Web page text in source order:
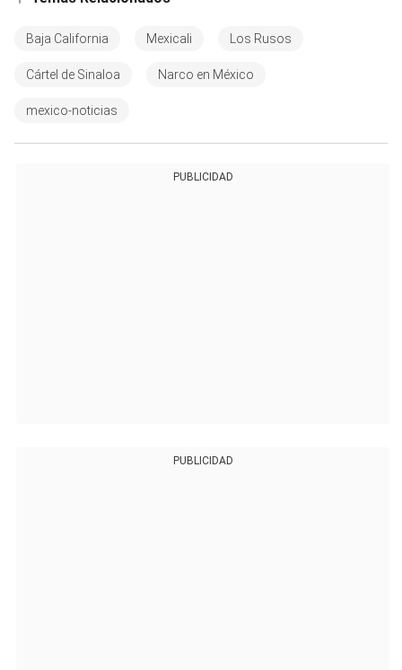
Baja California Mexicali Los Rusos
Cártel de Sinaloa Narco en México
mexico-noticias
PUBLICIDAD
PUBLICIDAD